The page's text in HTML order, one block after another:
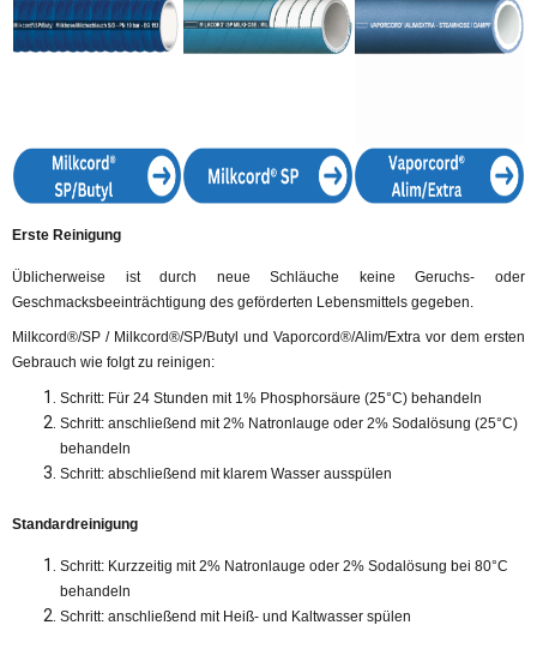
Erste Reinigung
Üblicherweise ist durch neue Schläuche keine Geruchs- oder
Geschmacksbeeinträchtigung des geförderten Lebensmittels gegeben.
Milkcord®/SP / Milkcord®/SP/Butyl und Vaporcord®/Alim/Extra vor dem ersten
Gebrauch wie folgt zu reinigen:
Schritt: Für 24 Stunden mit 1% Phosphorsäure (25°C) behandeln
Schritt: anschließend mit 2% Natronlauge oder 2% Sodalösung (25°C)
behandeln
Schritt: abschließend mit klarem Wasser ausspülen
Standardreinigung
Schritt: Kurzzeitig mit 2% Natronlauge oder 2% Sodalösung bei 80°C
behandeln
Schritt: anschließend mit Heiß- und Kaltwasser spülen